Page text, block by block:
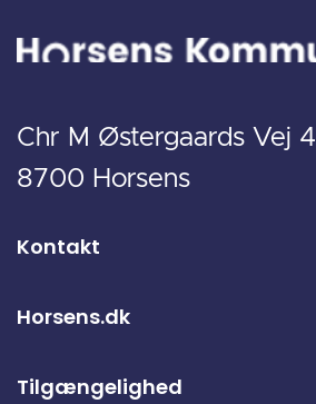
Chr M Østergaards Vej 4
8700 Horsens
Kontakt
Horsens.dk
Tilgængelighed